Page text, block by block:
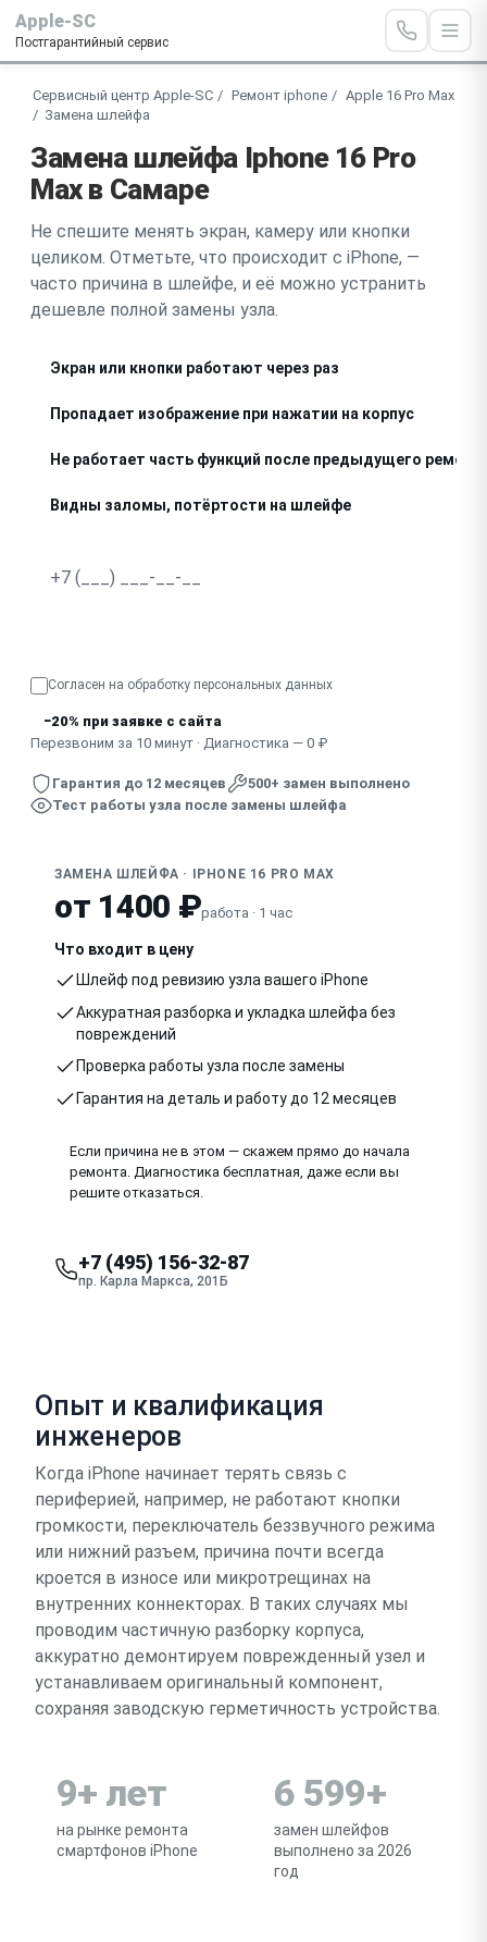
Apple-SC
Постгарантийный сервис
Сервисный центр Apple-SC Ремонт iphone
Apple 16 Pro Max
Замена шлейфа
Замена шлейфа Iphone 16 Pro
Max в Самаре
Не спешите менять экран, камеру или кнопки
целиком. Отметьте, что происходит с iPhone, —
часто причина в шлейфе, и её можно устранить
дешевле полной замены узла.
Экран или кнопки работают через раз
Пропадает изображение при нажатии на корпус
Не работает часть функций после предыдущего
Видны заломы, потёртости на шлейфе
Согласен на обработку персональных данных
−20% при заявке с сайта
Перезвоним за 10 минут · Диагностика — 0 ₽
Гарантия до 12 месяцев
500+ замен выполнено
Тест работы узла после замены шлейфа
ЗАМЕНА ШЛЕЙФА · IPHONE 16 PRO MAX
от 1400 ₽работа · 1 час
Что входит в цену
Шлейф под ревизию узла вашего iPhone
Аккуратная разборка и укладка шлейфа без
повреждений
Проверка работы узла после замены
Гарантия на деталь и работу до 12 месяцев
Если причина не в этом — скажем прямо до начала
ремонта. Диагностика бесплатная, даже если вы
решите отказаться.
+7 (495) 156-32-87
пр. Карла Маркса, 201Б
Опыт и квалификация
инженеров
Когда iPhone начинает терять связь с
периферией, например, не работают кнопки
громкости, переключатель беззвучного режима
или нижний разъем, причина почти всегда
кроется в износе или микротрещинах на
внутренних коннекторах. В таких случаях мы
проводим частичную разборку корпуса,
аккуратно демонтируем поврежденный узел и
устанавливаем оригинальный компонент,
сохраняя заводскую герметичность устройства.
9+ лет
на рынке ремонта
смартфонов iPhone
6 599+
замен шлейфов
выполнено за 2026
год